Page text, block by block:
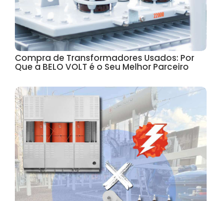
Compra de Transformadores Usados: Por
Que a BELO VOLT é o Seu Melhor Parceiro